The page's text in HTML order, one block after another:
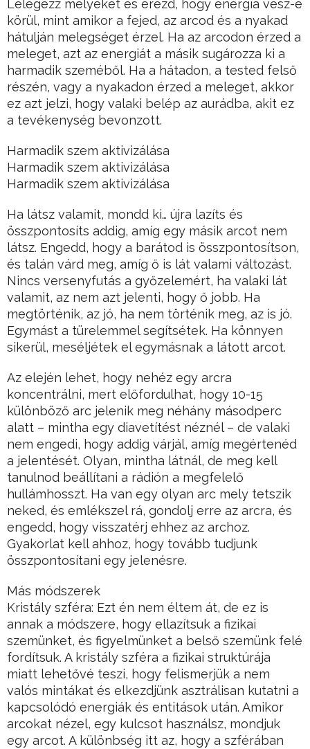
Lélegezz mélyeket és érezd, hogy energia vesz-e
körül, mint amikor a fejed, az arcod és a nyakad
hátulján melegséget érzel. Ha az arcodon érzed a
meleget, azt az energiát a másik sugározza ki a
harmadik szeméből. Ha a hátadon, a tested felső
részén, vagy a nyakadon érzed a meleget, akkor
ez azt jelzi, hogy valaki belép az aurádba, akit ez
a tevékenység bevonzott.
Harmadik szem aktivizálása
Harmadik szem aktivizálása
Harmadik szem aktivizálása
Ha látsz valamit, mondd ki… újra lazíts és
összpontosíts addig, amíg egy másik arcot nem
látsz. Engedd, hogy a barátod is összpontosítson,
és talán várd meg, amíg ő is lát valami változást.
Nincs versenyfutás a győzelemért, ha valaki lát
valamit, az nem azt jelenti, hogy ő jobb. Ha
megtörténik, az jó, ha nem történik meg, az is jó.
Egymást a türelemmel segítsétek. Ha könnyen
sikerül, meséljétek el egymásnak a látott arcot.
Az elején lehet, hogy nehéz egy arcra
koncentrálni, mert előfordulhat, hogy 10-15
különböző arc jelenik meg néhány másodperc
alatt – mintha egy diavetítést néznél – de valaki
nem engedi, hogy addig várjál, amíg megértenéd
a jelentését. Olyan, mintha látnál, de meg kell
tanulnod beállítani a rádión a megfelelő
hullámhosszt. Ha van egy olyan arc mely tetszik
neked, és emlékszel rá, gondolj erre az arcra, és
engedd, hogy visszatérj ehhez az archoz.
Gyakorlat kell ahhoz, hogy tovább tudjunk
összpontosítani egy jelenésre.
Más módszerek
Kristály szféra: Ezt én nem éltem át, de ez is
annak a módszere, hogy ellazítsuk a fizikai
szemünket, és figyelmünket a belső szemünk felé
fordítsuk. A kristály szféra a fizikai struktúrája
miatt lehetővé teszi, hogy felismerjük a nem
valós mintákat és elkezdjünk asztrálisan kutatni a
kapcsolódó energiák és entitások után. Amikor
arcokat nézel, egy kulcsot használsz, mondjuk
egy arcot. A különbség itt az, hogy a szférában